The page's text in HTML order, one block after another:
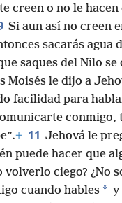
creen o no le
Si aun así no creen
sacarás agua
saques del Nilo
Moisés le dijo a
facilidad para
conmigo,
+ 11 Jehová le
puede hacer que
volverlo ciego? ¿No
cuando hables * y